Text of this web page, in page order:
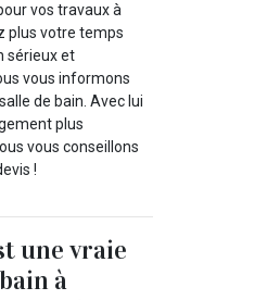
vos travaux à
plus votre temps
sérieux et
vous informons
de bain. Avec lui
plus
vous conseillons
!
une vraie
à